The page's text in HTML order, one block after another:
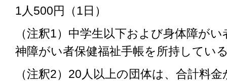
1人500円（1日）
（注釈1）中学生以下および身体障が
神障がい者保健福祉手帳を所持してい
（注釈2）20人以上の団体は、合計料